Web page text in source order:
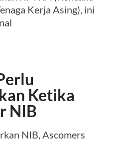
Kerja Asing), ini
Ketika
NIB
NIB, Ascomers